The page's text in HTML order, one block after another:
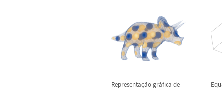
Representação gráfica de